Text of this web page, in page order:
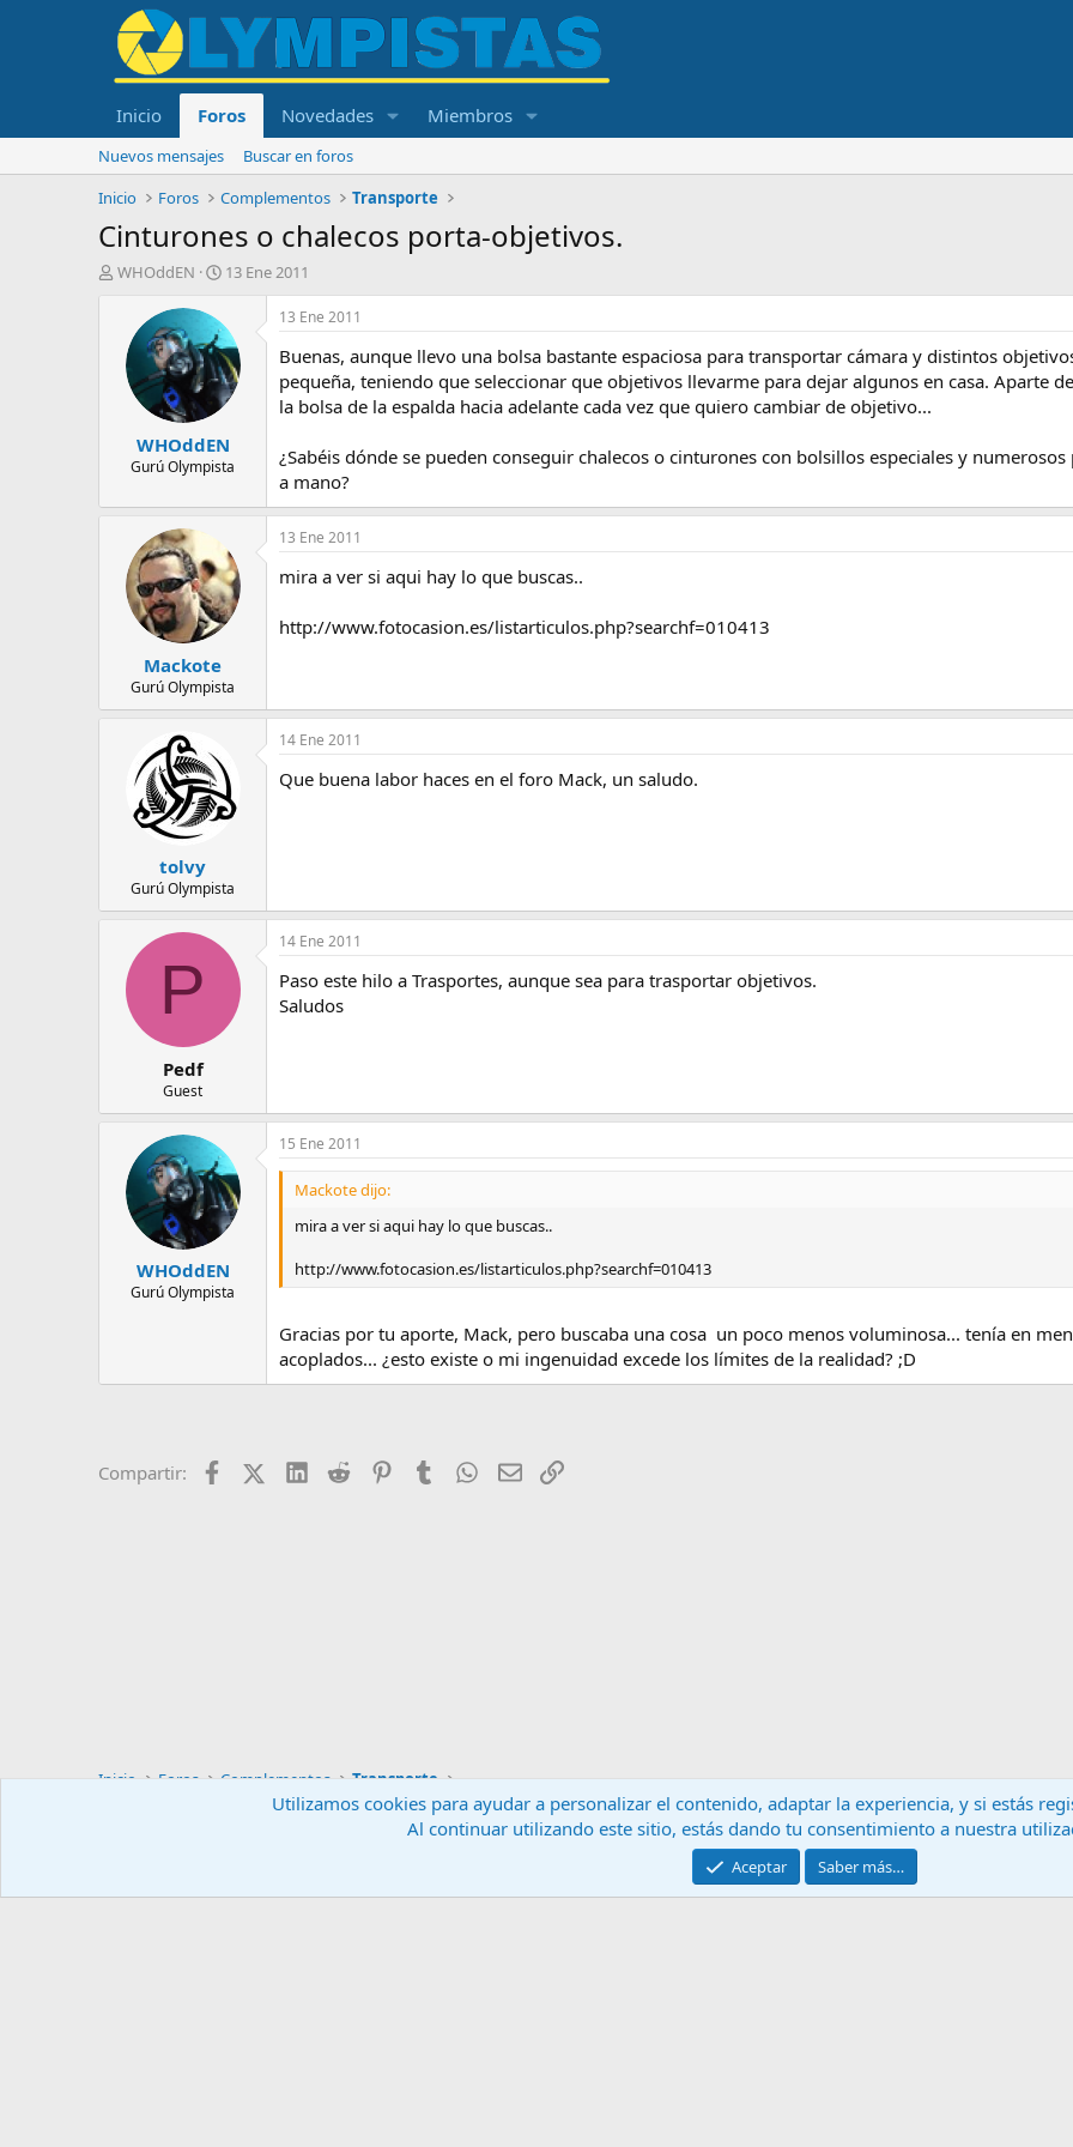
Inicio Foros Novedades Miembros
Nuevos mensajes
Buscar en foros
Inicio
Foros Complementos Transporte
Cinturones o chalecos porta-objetivos.
I
l
m
WHOddEN
F
h
a
d
e
n
i
i
13 Ene 2011
WHOddEN
Gurú Olympista
13 Ene 2011
Buenas, aunque llevo una bolsa bastante espaciosa para transportar cámara y distintos
pequeña, teniendo que seleccionar que objetivos llevarme para dejar algunos en casa. Aparte
la bolsa de la espalda hacia adelante cada vez que quiero cambiar de objetivo...
¿Sabéis dónde se pueden conseguir chalecos o cinturones con bolsillos especiales y
a mano?
Mackote
Gurú Olympista
13 Ene 2011
mira a ver si aqui hay lo que buscas..
http://www.fotocasion.es/listarticulos.php?searchf=010413
tolvy
Gurú Olympista
14 Ene 2011
Que buena labor haces en el foro Mack, un saludo.
P
Pedf
Guest
14 Ene 2011
Paso este hilo a Trasportes, aunque sea para trasportar objetivos.
Saludos
WHOddEN
Gurú Olympista
15 Ene 2011
Mackote dijo:
mira a ver si aqui hay lo que buscas..
http://www.fotocasion.es/listarticulos.php?searchf=010413
Gracias por tu aporte, Mack, pero buscaba una cosa un poco menos voluminosa... tenía en
acoplados... ¿esto existe o mi ingenuidad excede los límites de la realidad? ;D
Compartir: FacebookX (Twitter)
LinkedIn
Reddit PinterestTumblrWhatsApp
EmailEnlace
Inicio Foros Complementos Transporte
Contáctanos
Community platform by XenForo® © 2010-2024 XenForo Ltd.
Utilizamos cookies para ayudar a personalizar el contenido, adaptar la experiencia, y si estás
Al continuar utilizando este sitio, estás dando tu consentimiento a nuestra
Aceptar Saber más…